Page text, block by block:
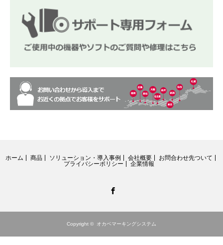
ホーム 商品 ソリューション・導入事例 会社概要
お問合わせ先ついて
プライバシーポリシー
企業情報
Copyright © オカベマーキングシステム